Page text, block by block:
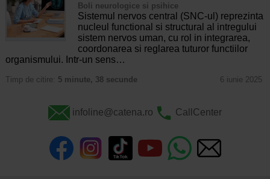
Boli neurologice si psihice
Sistemul nervos central (SNC-ul) reprezinta
nucleul functional si structural al intregului
sistem nervos uman, cu rol in integrarea,
coordonarea si reglarea tuturor functiilor
organismului. Intr-un sens…
Timp de citire: 5 minute, 38 secunde 6 iunie 2025
infoline@catena.ro CallCenter